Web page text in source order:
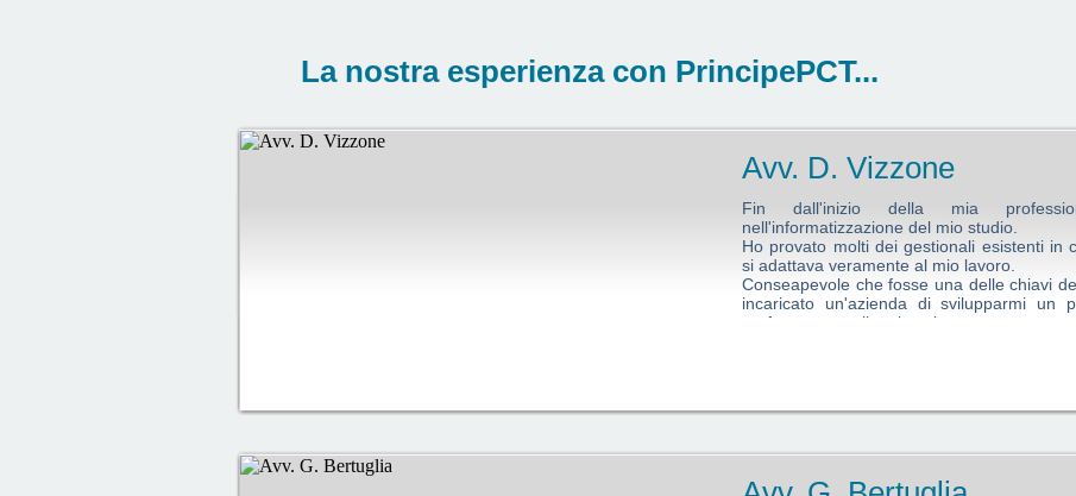
La nostra esperienza con PrincipePCT...
Avv. D. Vizzone
Fin dall'inizio della mia
nell'informatizzazione del mio studio.
Ho provato molti dei gestionali esistenti in
si adattava veramente al mio lavoro.
Conseapevole che fosse una delle chiavi
incaricato un'azienda di svilupparmi un
perfettamente alle mie esigenze.
l'idea di trovare e aggiungere al mio
Alla fine sono rimasto colpito dall'efficenza
La presenza di una assistenza
definitivamente decidere di affrontare un cambio di gestione nel mio studio che mai mi sarei aspettato.
Oggi sono uno dei soddisfatti betatester che contribuisce allo sviluppo e al supporto di questo